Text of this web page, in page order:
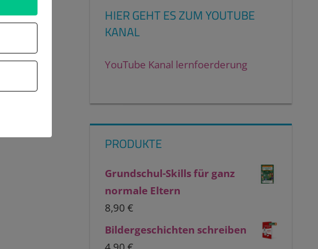
HIER GEHT ES ZUM YOUTUBE
KANAL
YouTube Kanal lernfoerderung
PRODUKTE
Grundschul-Skills für ganz
normale Eltern
8,90€
Bildergeschichten schreiben